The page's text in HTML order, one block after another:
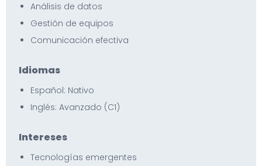
Análisis de datos
Gestión de equipos
Comunicación efectiva
Idiomas
Español: Nativo
Inglés: Avanzado (C1)
Intereses
Tecnologías emergentes